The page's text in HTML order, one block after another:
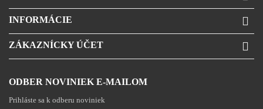
INFORMÁCIE 
ZÁKAZNÍCKY ÚČET 
ODBER NOVINIEK E-MAILOM
Prihláste sa k odberu noviniek